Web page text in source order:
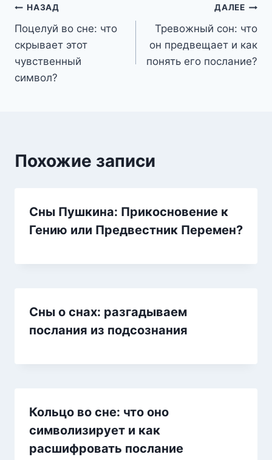
Навигация
по
записям
НАЗАД
Поцелуй во сне: что
скрывает этот
чувственный
символ?
ДАЛЕЕ
Тревожный сон: что
он предвещает и как
понять его послание?
Похожие записи
Сны Пушкина: Прикосновение к
Гению или Предвестник Перемен?
Сны о снах: разгадываем
послания из подсознания
Кольцо во сне: что оно
символизирует и как
расшифровать послание